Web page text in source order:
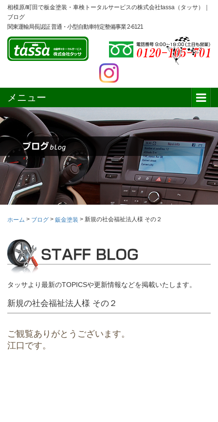
相模原/町田で板金塗装・車検トータルサービスの株式会社tassa（タッサ）｜
ブログ
関東運輸局長認証 普通・小型自動車特定整備事業 2-6121
メニュー
ホーム > ブログ > 鈑金塗装 > 新規の社会福祉法人様 その２
タッサより最新のTOPICSや更新情報などを掲載いたします。
新規の社会福祉法人様 その２
ご観覧ありがとうございます。
江口です。